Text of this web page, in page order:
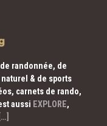
randonnée, de
& de sports
carnets de rando,
aussi EXPLORE,
[…]